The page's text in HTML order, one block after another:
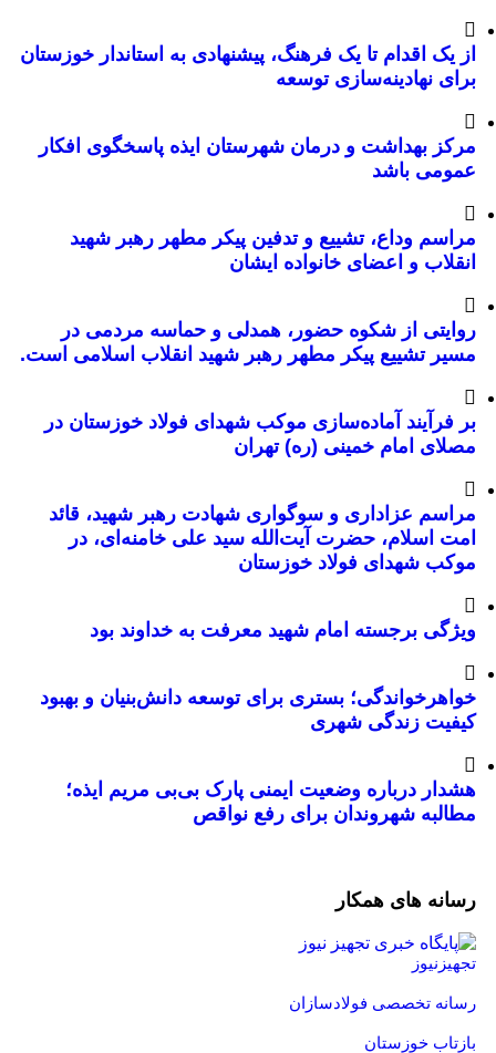
از یک اقدام تا یک فرهنگ، پیشنهادی به استاندار خوزستان
برای نهادینه‌سازی توسعه
مرکز بهداشت و درمان شهرستان ایذه پاسخگوی افکار
عمومی باشد
مراسم وداع، تشییع و تدفین پیکر مطهر رهبر شهید
انقلاب و اعضای خانواده ایشان
روایتی از شکوه حضور، همدلی و حماسه مردمی در
مسیر تشییع پیکر مطهر رهبر شهید انقلاب اسلامی است.
بر فرآیند آماده‌سازی موکب شهدای فولاد خوزستان در
مصلای امام خمینی (ره) تهران
مراسم عزاداری و سوگواری شهادت رهبر شهید، قائد
امت اسلام، حضرت آیت‌الله سید علی خامنه‌ای، در
موکب شهدای فولاد خوزستان
ویژگی برجسته امام شهید معرفت به خداوند بود
خواهرخواندگی؛ بستری برای توسعه دانش‌بنیان و بهبود
کیفیت زندگی شهری
هشدار درباره وضعیت ایمنی پارک بی‌بی مریم ایذه؛
مطالبه شهروندان برای رفع نواقص
رسانه های همکار
تجهیزنیوز
رسانه تخصصی فولادسازان
بازتاب خوزستان